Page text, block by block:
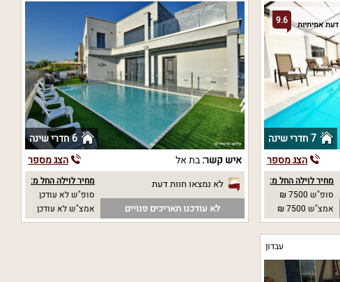
9.6
7 חדרי שינה
הצג מספר
מחיר לוילה החל מ:
סופ"ש 7500 ₪
אמצ"ש 7500 ₪
6 חדרי שינה
איש קשר:בת אל הצג מספר
לא נמצאו חוות דעת
לא עודכנו תאריכים פנויים
מחיר לוילה החל מ:
סופ"ש לא עודכן
אמצ"ש לא עודכן
עבדון